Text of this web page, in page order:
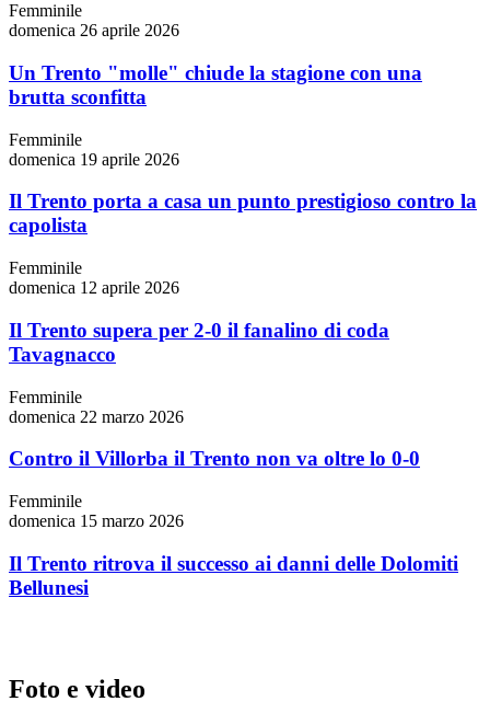
Femminile
domenica 26 aprile 2026
Un Trento "molle" chiude la stagione con una
brutta sconfitta
Femminile
domenica 19 aprile 2026
Il Trento porta a casa un punto prestigioso contro la
capolista
Femminile
domenica 12 aprile 2026
Il Trento supera per 2-0 il fanalino di coda
Tavagnacco
Femminile
domenica 22 marzo 2026
Contro il Villorba il Trento non va oltre lo 0-0
Femminile
domenica 15 marzo 2026
Il Trento ritrova il successo ai danni delle Dolomiti
Bellunesi
Foto e video